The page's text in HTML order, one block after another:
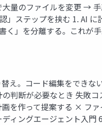
量のファイルを変更 →
ステップを挟む 1. AI に
」を分離する。これが
。コード編集をできな
判断が必要なとき 失敗
を作って提案する × フ
ィングエージェント入門